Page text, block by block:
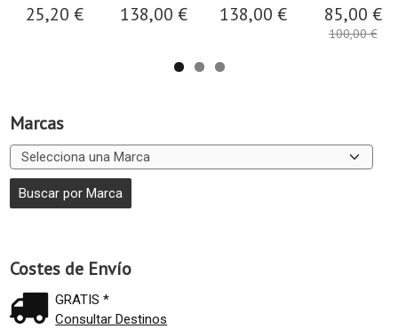
Marcas
Costes de Envío
GRATIS *
Consultar Destinos
25,20 € 138,00 € 138,00 € 85,00 €
100,00 €